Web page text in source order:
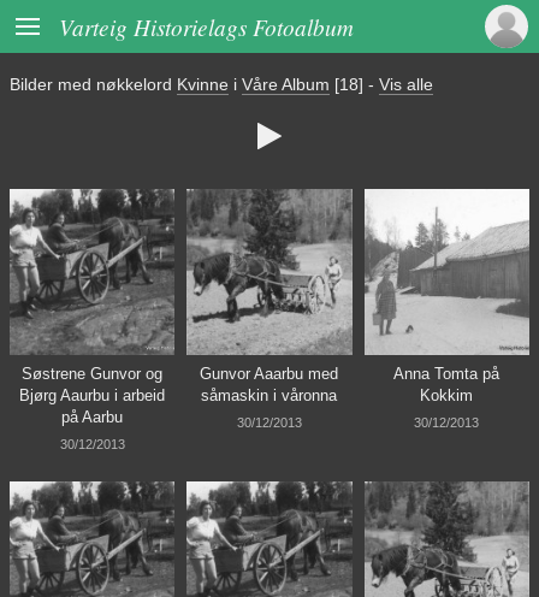
 Varteig Historielags Fotoalbum
Bilder med nøkkelord Kvinne i Våre Album [18] - Vis alle

Søstrene Gunvor og
Bjørg Aaurbu i arbeid
på Aarbu
30/12/2013
Gunvor Aaarbu med
såmaskin i våronna
30/12/2013
Anna Tomta på
Kokkim
30/12/2013